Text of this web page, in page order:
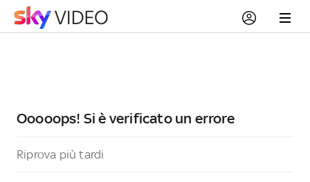
Ooooops! Si è verificato un errore
Riprova più tardi